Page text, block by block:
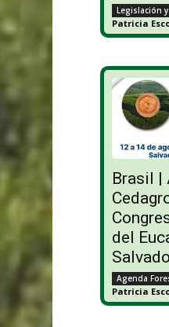
Legislación
Patricia
Brasil |
del
Agenda
Patricia